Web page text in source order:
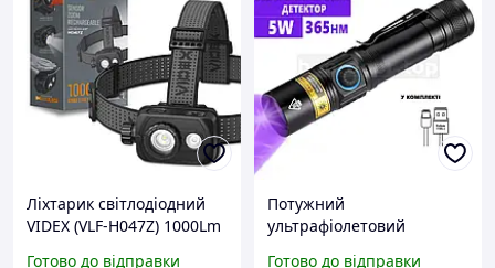
Ліхтарик світлодіодний
VIDEX (VLF-H047Z) 1000Lm
Готово до відправки
Потужний
ультрафіолетовий
Готово до відправки